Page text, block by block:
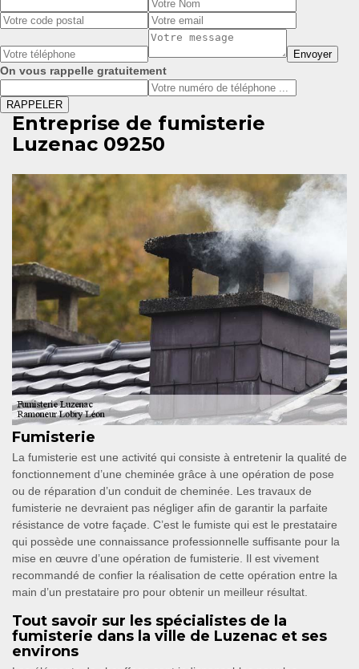
On vous rappelle gratuitement
Entreprise de fumisterie
Luzenac 09250
Fumisterie
La fumisterie est une activité qui consiste à entretenir la qualité de
fonctionnement d’une cheminée grâce à une opération de pose
ou de réparation d’un conduit de cheminée. Les travaux de
fumisterie ne devraient pas négliger afin de garantir la parfaite
résistance de votre façade. C’est le fumiste qui est le prestataire
qui possède une connaissance professionnelle suffisante pour la
mise en œuvre d’une opération de fumisterie. Il est vivement
recommandé de confier la réalisation de cette opération entre la
main d’un prestataire pro pour obtenir un meilleur résultat.
Tout savoir sur les spécialistes de la
fumisterie dans la ville de Luzenac et ses
environs